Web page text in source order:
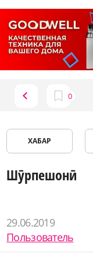
ХАБАР
Шӯрпешонӣ
29.06.2019
Пользователь